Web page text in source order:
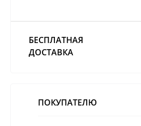
БЕСПЛАТНАЯ
ДОСТАВКА
ПОКУПАТЕЛЮ